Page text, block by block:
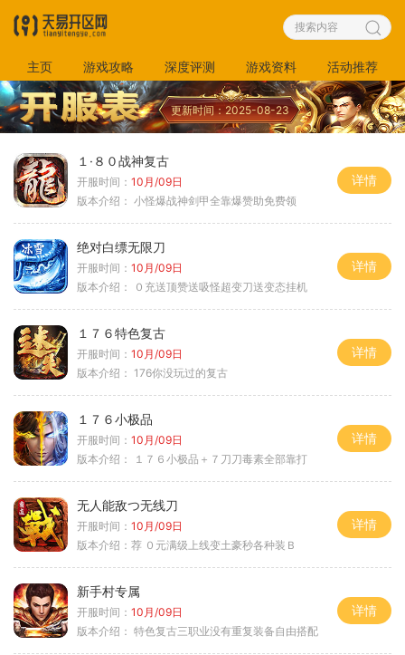
主页 游戏攻略 深度评测 游戏资料 活动推荐
更新时间：2025-08-23
１·８０战神复古
开服时间： 10月/09日
版本介绍： 小怪爆战神剑甲全靠爆赞助免费领
详情
绝对白缥无限刀
开服时间： 10月/09日
版本介绍：
０充送顶赞送吸怪超变刀送变态挂机
详情
１７６特色复古
开服时间： 10月/09日
版本介绍： 176你没玩过的复古
详情
１７６小极品
开服时间： 10月/09日
版本介绍：
１７６小极品＋７刀刀毒素全部靠打
详情
无人能敌つ无线刀
开服时间： 10月/09日
版本介绍： 荐 ０元满级上线变土豪秒各种装Ｂ
详情
新手村专属
开服时间： 10月/09日
版本介绍： 特色复古三职业没有重复装备自由搭配
详情